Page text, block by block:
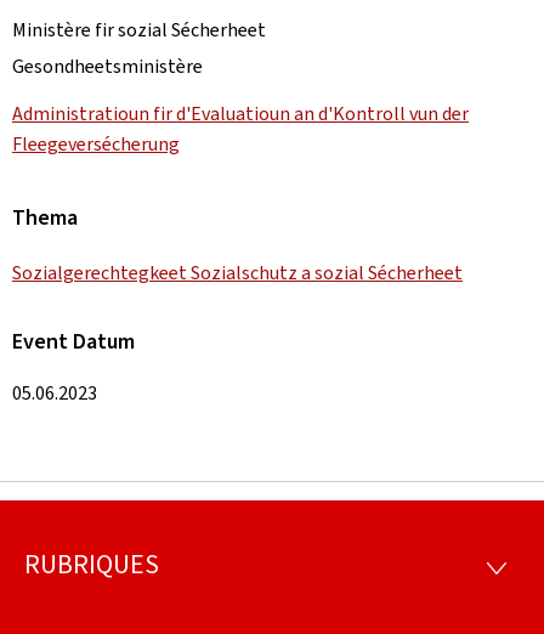
Ministère fir sozial Sécherheet
Gesondheetsministère
Administratioun fir d'Evaluatioun an d'Kontroll vun der
Fleegeversécherung
Thema
Sozialgerechtegkeet Sozialschutz a sozial Sécherheet
Event Datum
05.06.2023
Fousszeil
RUBRIQUES